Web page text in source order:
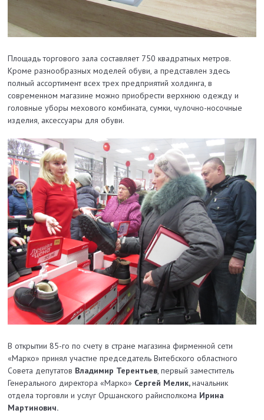
Площадь торгового зала составляет 750 квадратных метров.
Кроме разнообразных моделей обуви, а представлен здесь
полный ассортимент всех трех предприятий холдинга, в
современном магазине можно приобрести верхнюю одежду и
головные уборы мехового комбината, сумки, чулочно-носочные
изделия, аксессуары для обуви.
В открытии 85-го по счету в стране магазина фирменной сети
«Марко» принял участие председатель Витебского областного
Совета депутатов Владимир Терентьев, первый заместитель
Генерального директора «Марко» Сергей Мелик,начальник
отдела торговли и услуг Оршанского райисполкома Ирина
Мартинович.